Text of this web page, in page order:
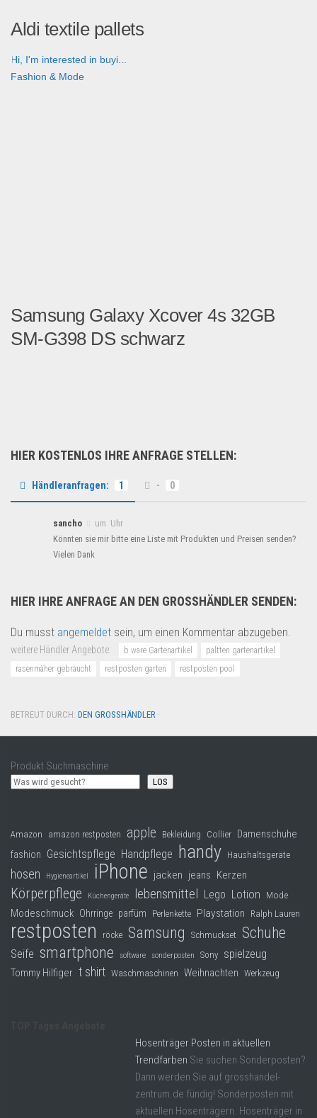
Aldi textile pallets
Hi, I'm interested in buyi...
Fashion & Mode
Samsung Galaxy Xcover 4s 32GB
SM-G398 DS schwarz
HIER KOSTENLOS IHRE ANFRAGE STELLEN:
Händleranfragen: 1 - 0
sancho
um Uhr
Könnten sie mir bitte eine Liste mit Produkten und Preisen senden?
Vielen Dank
HIER IHRE ANFRAGE AN DEN GROSSHÄNDLER SENDEN:
Du musst angemeldet sein, um einen Kommentar abzugeben.
weitere Händler Angebote: b ware Gartenartikel
paltten gartenartikel
rasenmäher gebraucht
restposten garten restposten pool
BETREUT DURCH: DEN GROSSHÄNDLER ·
Produkt Suchmaschine
LOS
Amazon amazon restposten apple Bekleidung Collier Damenschuhe
fashion Gesichtspflege Handpflege handy Haushaltsgeräte
hosen Hygieneartikel iPhone jacken jeans Kerzen
Körperpflege Küchengeräte lebensmittel Lego Lotion Mode
Modeschmuck Ohrringe parfüm Perlenkette Playstation Ralph Lauren
restposten röcke Samsung Schmuckset Schuhe
Seife smartphone software sonderposten Sony spielzeug
Tommy Hilfiger t shirt Waschmaschinen Weihnachten Werkzeug
Hosenträger Posten in aktuellen
Trendfarben Sie suchen Sonderposten?
Dann werden Sie auf grosshandel-
zentrum.de fündig! Sonderposten mit
aktuellen Hosenträgern. Hosenträger in